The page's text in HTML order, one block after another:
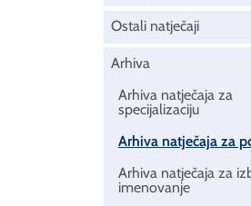
Ostali natječaji
Arhiva
Arhiva natječaja za
specijalizaciju
Arhiva natječaja za
Arhiva natječaja za
imenovanje